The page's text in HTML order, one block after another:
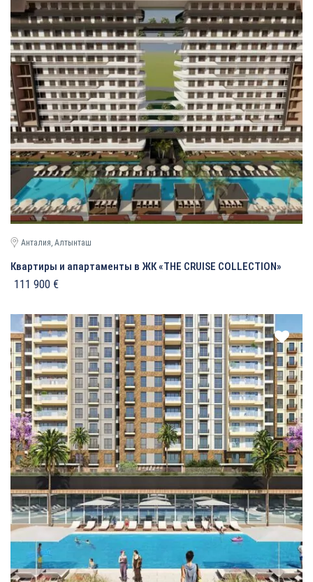
Анталия, Алтынташ
Квартиры и апартаменты в ЖК «THE CRUISE COLLECTION»
111 900 €